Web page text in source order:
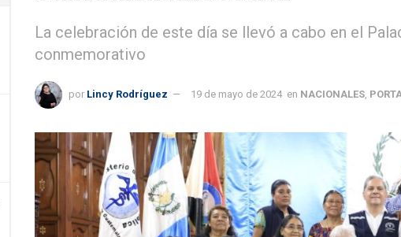
La celebración de este día se llevó a cabo en el
conmemorativo
por Lincy Rodríguez 19 de mayo de 2024 en NACIONALES